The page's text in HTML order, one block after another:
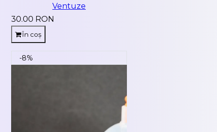
Ventuze
30.00 RON
În coș
-8%